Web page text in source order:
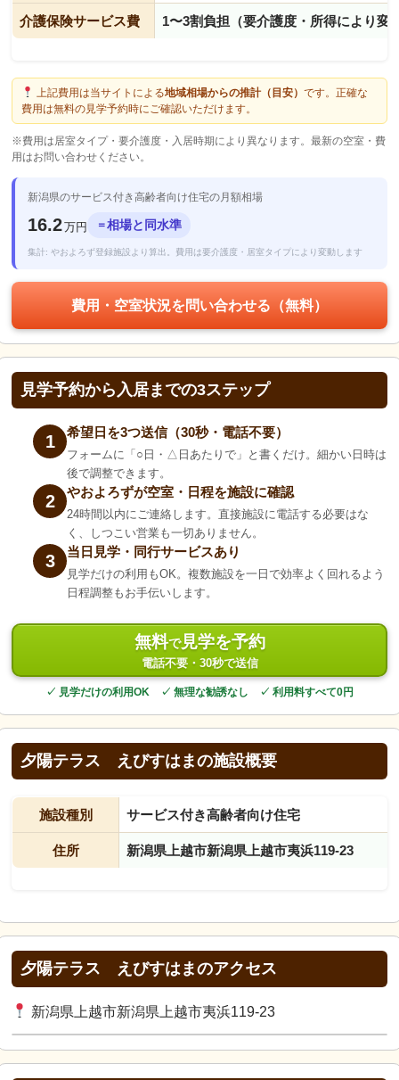
介護保険サービス費 1〜3割負担（要介護度・所得により変
上記費用は当サイトによる地域相場からの推計（目安） です。正確な
費用は無料の見学予約時にご確認いただけます。
※費用は居室タイプ・要介護度・入居時期により異なります。最新の空室・費
用はお問い合わせください。
新潟県のサービス付き高齢者向け住宅の月額相場
16.2万円 ＝相場と同水準
集計: やおよろず登録施設より算出。費用は要介護度・居室タイプにより変動します
費用・空室状況を問い合わせる（無料）
見学予約から入居までの3ステップ
1 希望日を3つ送信（30秒・電話不要）
フォームに「○日・△日あたりで」と書くだけ。細かい日時は
後で調整できます。
2 やおよろずが空室・日程を施設に確認
24時間以内にご連絡します。直接施設に電話する必要はな
く、しつこい営業も一切ありません。
3 当日見学・同行サービスあり
見学だけの利用もOK。複数施設を一日で効率よく回れるよう
日程調整もお手伝いします。
無料で見学を予約
電話不要・30秒で送信
✓ 見学だけの利用OK ✓ 無理な勧誘なし ✓ 利用料すべて0円
夕陽テラス えびすはまの施設概要
施設種別 サービス付き高齢者向け住宅
住所 新潟県上越市新潟県上越市夷浜119-23
夕陽テラス えびすはまのアクセス
新潟県上越市新潟県上越市夷浜119-23